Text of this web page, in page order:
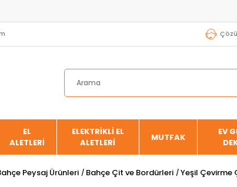
EL
ALETLERİ
ELEKTRİKLİ EL
ALETLERİ
MUTFAK
EV
Peysaj Ürünleri Bahçe Çit ve Bordürleri Yeşil Çevirme